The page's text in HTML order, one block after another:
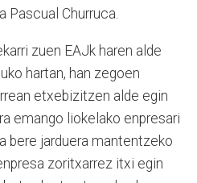
Pascual Churruca.
zuen EAJk haren alde
hartan, han zegoen
etxebizitzen alde egin
emango liokelako enpresari
bere jarduera mantentzeko
zoritxarrez itxi egin